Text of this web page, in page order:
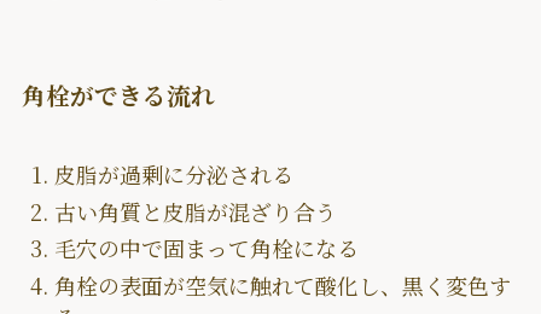
角栓ができる流れ
皮脂が過剰に分泌される
古い角質と皮脂が混ざり合う
毛穴の中で固まって角栓になる
角栓の表面が空気に触れて酸化し、黒く変色す